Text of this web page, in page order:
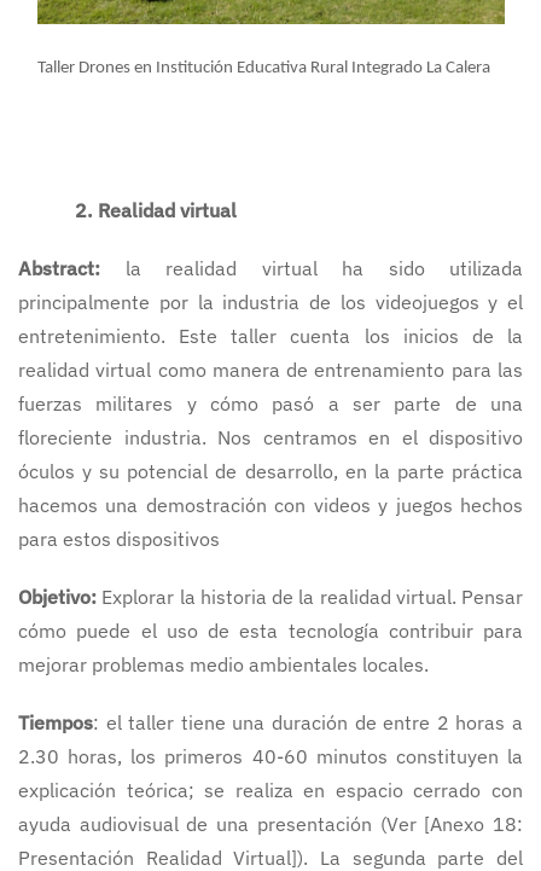
Taller Drones en Institución Educativa Rural Integrado La Calera
2. Realidad virtual
Abstract: la realidad virtual ha sido utilizada
principalmente por la industria de los videojuegos y el
entretenimiento. Este taller cuenta los inicios de la
realidad virtual como manera de entrenamiento para las
fuerzas militares y cómo pasó a ser parte de una
floreciente industria. Nos centramos en el dispositivo
óculos y su potencial de desarrollo, en la parte práctica
hacemos una demostración con videos y juegos hechos
para estos dispositivos
Objetivo: Explorar la historia de la realidad virtual. Pensar
cómo puede el uso de esta tecnología contribuir para
mejorar problemas medio ambientales locales.
Tiempos: el taller tiene una duración de entre 2 horas a
2.30 horas, los primeros 40-60 minutos constituyen la
explicación teórica; se realiza en espacio cerrado con
ayuda audiovisual de una presentación (Ver [Anexo 18:
Presentación Realidad Virtual]). La segunda parte del